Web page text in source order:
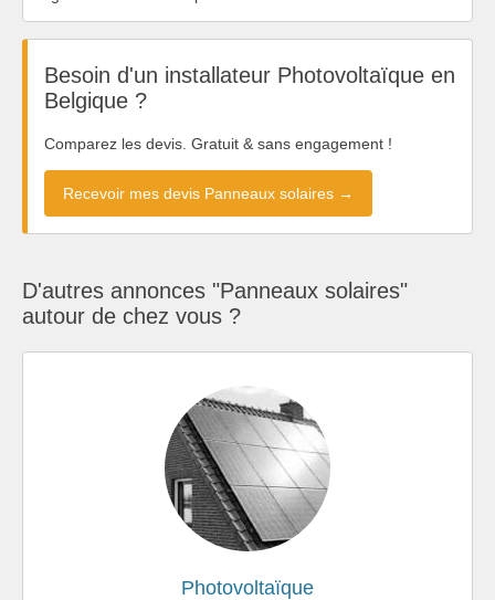
Besoin d'un installateur Photovoltaïque en
Belgique ?
Comparez les devis. Gratuit & sans engagement !
Recevoir mes devis Panneaux solaires →
D'autres annonces "Panneaux solaires"
autour de chez vous ?
Photovoltaïque